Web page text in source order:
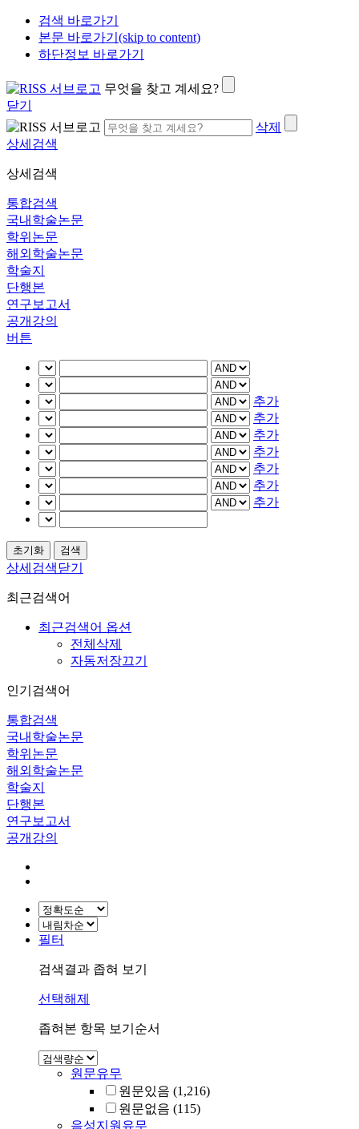
검색 바로가기
본문 바로가기(skip to content)
하단정보 바로가기
무엇을 찾고 계세요?
닫기
삭제
상세검색
상세검색
통합검색
국내학술논문
학위논문
해외학술논문
학술지
단행본
연구보고서
공개강의
버튼
추가
추가
추가
추가
추가
추가
추가
상세검색닫기
최근검색어
최근검색어 옵션
전체삭제
자동저장끄기
인기검색어
통합검색
국내학술논문
학위논문
해외학술논문
학술지
단행본
연구보고서
공개강의
필터
검색결과 좁혀 보기
선택해제
좁혀본 항목 보기순서
원문유무
원문있음 (1,216)
원문없음 (115)
음성지원유무